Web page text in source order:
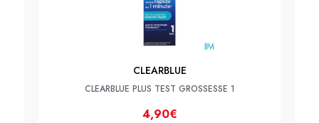
CLEARBLUE
CLEARBLUE PLUS TEST GROSSESSE 1
4,90€